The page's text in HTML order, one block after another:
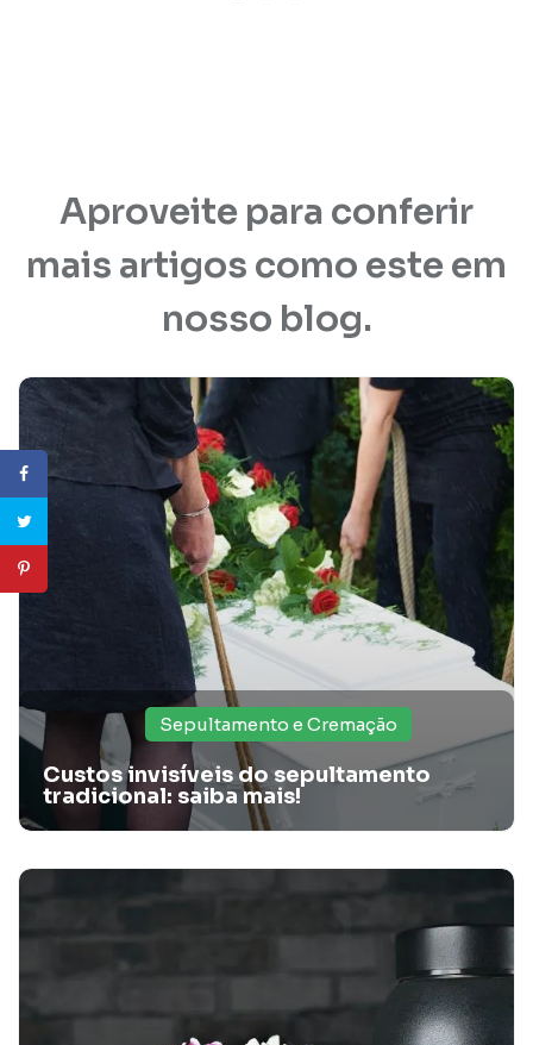
Aproveite para conferir
mais artigos como este em
nosso blog.
Sepultamento e Cremação
Custos invisíveis do sepultamento
tradicional: saiba mais!